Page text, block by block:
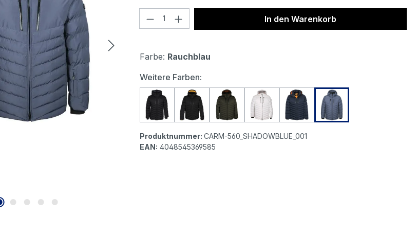
Produkt Anzahl: Gib den gewünschten Wert
In den Warenkorb
Farbe: Rauchblau
Weitere Farben:
Wellensteyn Carmenere Men Herren Jacke black
Wellensteyn Carmenere Men Herren Jacke black mat
Wellensteyn Carmenere Men Herren Jacke
Wellensteyn Carmenere Men Herren
Wellensteyn Carmenere
Wellensteyn
Produktnummer: CARM-560_SHADOWBLUE_001
EAN: 4048545369585